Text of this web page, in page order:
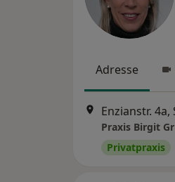
Adresse
Enzianstr.
Praxis Birgit
Privatpraxis